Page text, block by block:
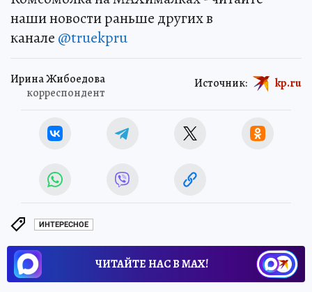
наши новости раньше других в
канале @truekpru
Ирина Жибоедова
корреспондент
Источник: kp.ru
ИНТЕРЕСНОЕ
ЧИТАЙТЕ НАС В МАХ!